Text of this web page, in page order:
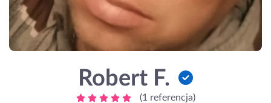
Robert F.
(1 referencja)